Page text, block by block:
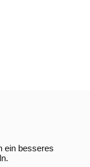
ein besseres